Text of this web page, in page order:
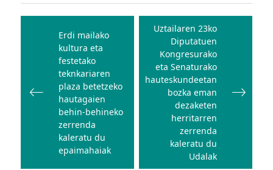
Bidalketetan
zehar
nabigatu
Erdi mailako
kultura eta
festetako
teknkariaren
plaza betetzeko
hautagaien
behin-behineko
zerrenda
kaleratu du
epaimahaiak
Uztailaren 23ko
Diputatuen
Kongresurako
eta Senaturako
hauteskundeetan
bozka eman
dezaketen
herritarren
zerrenda
kaleratu du
Udalak